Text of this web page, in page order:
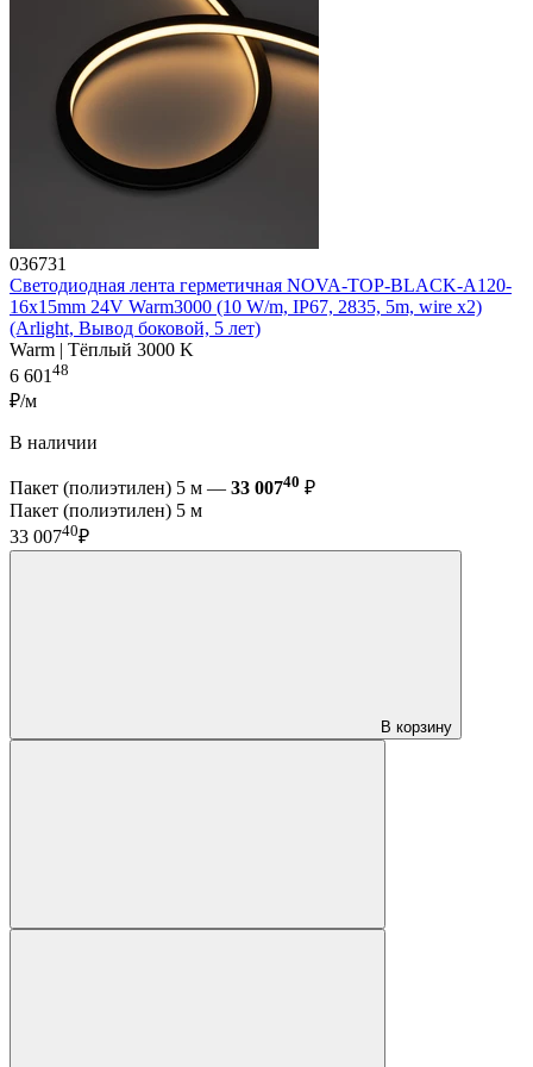
036731
Светодиодная лента герметичная NOVA-TOP-BLACK-A120-
16x15mm 24V Warm3000 (10 W/m, IP67, 2835, 5m, wire x2)
(Arlight, Вывод боковой, 5 лет)
Warm | Тёплый 3000 K
6 601 48
₽/м
В наличии
Пакет (полиэтилен) 5 м — 33 00740 ₽
Пакет (полиэтилен) 5 м
33 00740₽
В корзину